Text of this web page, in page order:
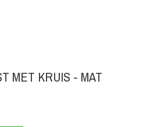
MET KRUIS - MAT